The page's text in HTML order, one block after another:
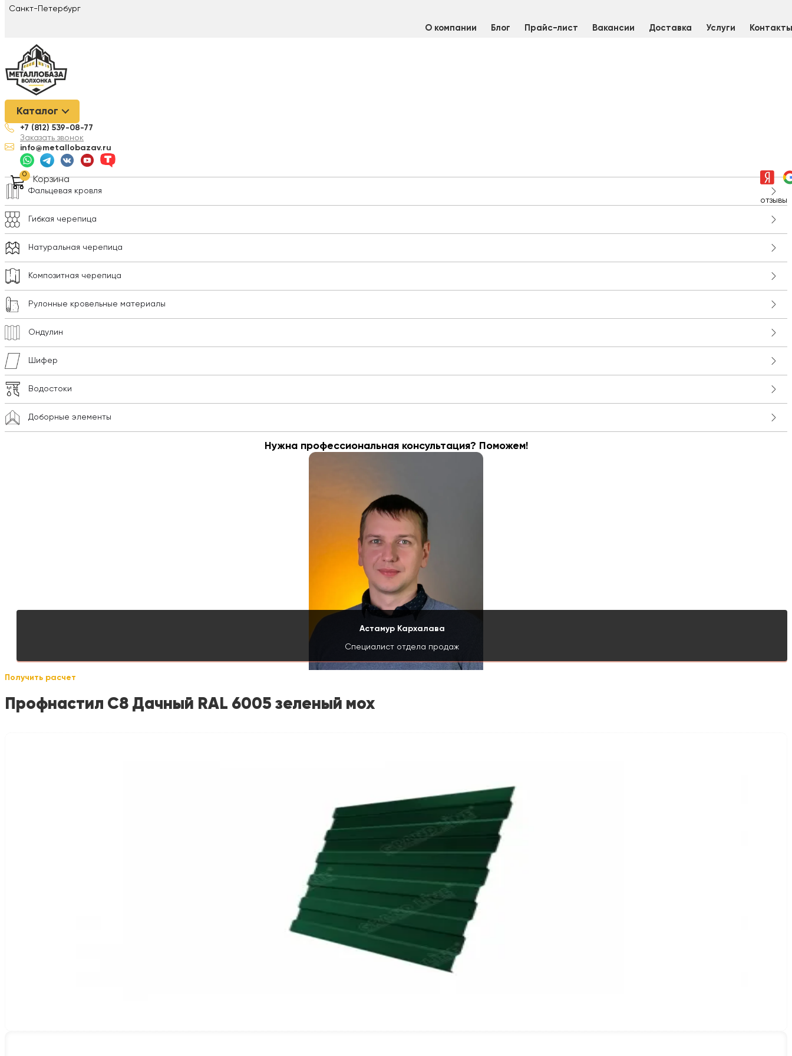
Санкт-Петербург
О компании Блог Прайс-лист Вакансии Доставка Услуги Контакты
Каталог
+7 (812) 539-08-77
Заказать звонок
info@metallobazav.ru
Корзина
0
отзывы
Металлобаза Волхонка
Металлочерепица
Профнастил
Фальцевая кровля
Гибкая черепица
Натуральная черепица
Композитная черепица
Рулонные кровельные материалы
Ондулин
Шифер
Водостоки
Доборные элементы
Нужна профессиональная консультация? Поможем!
Астамур Кархалава
Специалист отдела продаж
Получить расчет
Профнастил С8 Дачный RAL 6005 зеленый мох